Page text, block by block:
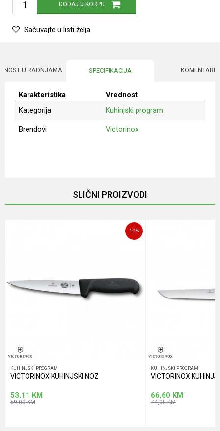
DODAJ U KORPU
Sačuvajte u listi želja
U RADNJAMA SPECIFIKACIJA KOMENTARI
Karakteristika
Vrednost
Kategorija
Kuhinjski program
Brendovi Victorinox
POŠALJI
SLIČNI PROIZVODI
10%
KUHINJSKI PROGRAM
VICTORINOX KUHINJSKI NOZ
53,11 KM
59,00KM
KUHINJSKI PROGRAM
VICTORINOX
66,60 KM
74,00KM